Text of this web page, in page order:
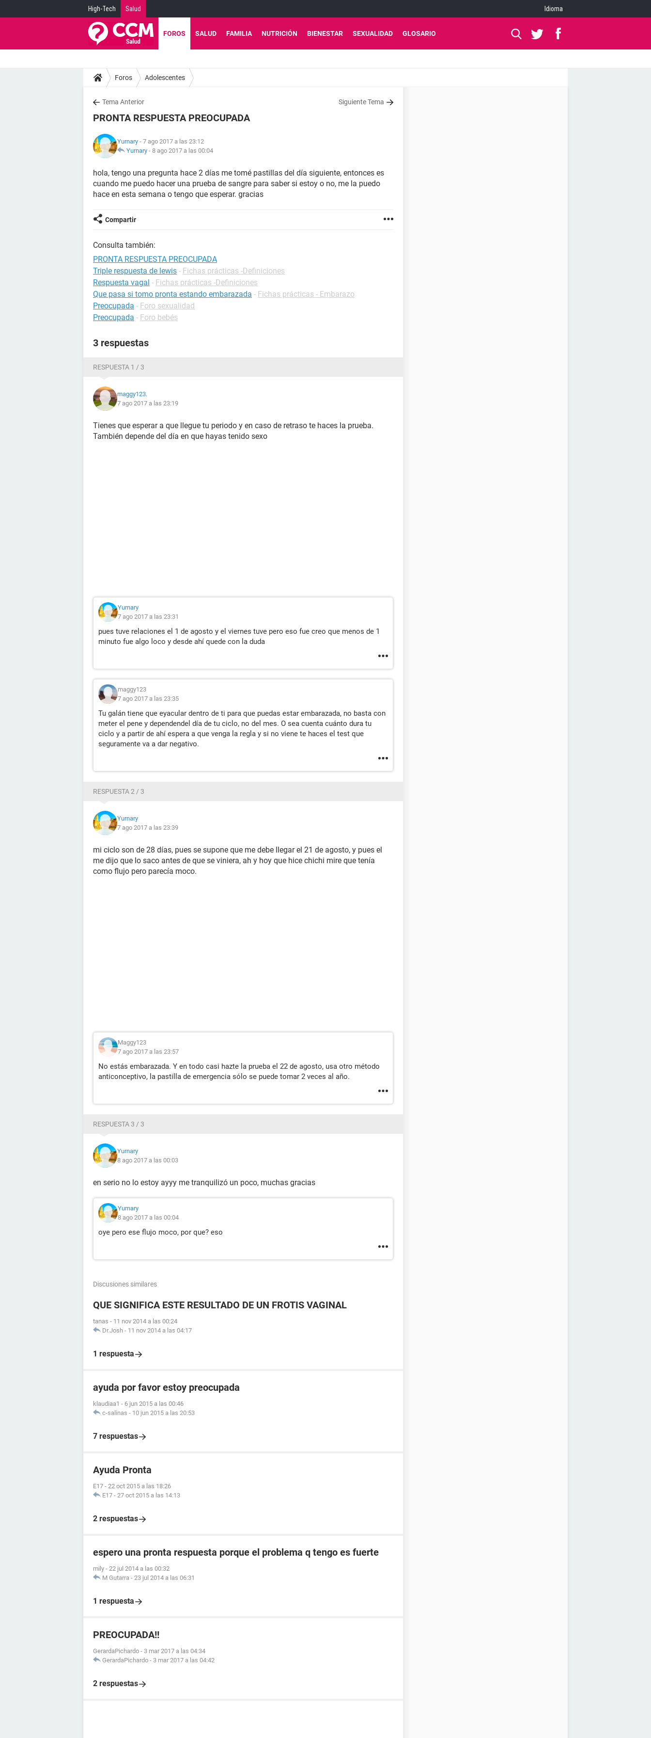
High-Tech Salud Idioma
FOROS SALUD FAMILIA NUTRICIÓN BIENESTAR SEXUALIDAD GLOSARIO
Foros Adolescentes
Tema Anterior Siguiente Tema
PRONTA RESPUESTA PREOCUPADA
Yurnary - 7 ago 2017 a las 23:12
Yurnary - 8 ago 2017 a las 00:04
hola, tengo una pregunta hace 2 días me tomé pastillas del día siguiente, entonces es
cuando me puedo hacer una prueba de sangre para saber si estoy o no, me la puedo
hace en esta semana o tengo que esperar. gracias
Compartir
Consulta también:
PRONTA RESPUESTA PREOCUPADA
Triple respuesta de lewis - Fichas prácticas -Definiciones
Respuesta vagal - Fichas prácticas -Definiciones
Que pasa si tomo pronta estando embarazada - Fichas prácticas - Embarazo
Preocupada - Foro sexualidad
Preocupada - Foro bebés
3 respuestas
RESPUESTA 1 / 3
maggy123.
7 ago 2017 a las 23:19
Tienes que esperar a que llegue tu periodo y en caso de retraso te haces la prueba.
También depende del día en que hayas tenido sexo
Yurnary
7 ago 2017 a las 23:31
pues tuve relaciones el 1 de agosto y el viernes tuve pero eso fue creo que menos de 1
minuto fue algo loco y desde ahí quede con la duda
maggy123
7 ago 2017 a las 23:35
Tu galán tiene que eyacular dentro de ti para que puedas estar embarazada, no basta con
meter el pene y dependendel día de tu ciclo, no del mes. O sea cuenta cuánto dura tu
ciclo y a partir de ahí espera a que venga la regla y si no viene te haces el test que
seguramente va a dar negativo.
RESPUESTA 2 / 3
Yurnary
7 ago 2017 a las 23:39
mi ciclo son de 28 días, pues se supone que me debe llegar el 21 de agosto, y pues el
me dijo que lo saco antes de que se viniera, ah y hoy que hice chichi mire que tenía
como flujo pero parecía moco.
Maggy123
7 ago 2017 a las 23:57
No estás embarazada. Y en todo casi hazte la prueba el 22 de agosto, usa otro método
anticonceptivo, la pastilla de emergencia sólo se puede tomar 2 veces al año.
RESPUESTA 3 / 3
Yurnary
8 ago 2017 a las 00:03
en serio no lo estoy ayyy me tranquilizó un poco, muchas gracias
Yurnary
8 ago 2017 a las 00:04
oye pero ese flujo moco, por que? eso
Discusiones similares
QUE SIGNIFICA ESTE RESULTADO DE UN FROTIS VAGINAL
tanas - 11 nov 2014 a las 00:24
Dr.Josh - 11 nov 2014 a las 04:17
1 respuesta
ayuda por favor estoy preocupada
klaudiaa1 - 6 jun 2015 a las 00:46
c-salinas - 10 jun 2015 a las 20:53
7 respuestas
Ayuda Pronta
E17 - 22 oct 2015 a las 18:26
E17 - 27 oct 2015 a las 14:13
2 respuestas
espero una pronta respuesta porque el problema q tengo es fuerte
mily - 22 jul 2014 a las 00:32
M Gutarra - 23 jul 2014 a las 06:31
1 respuesta
PREOCUPADA!!
GerardaPichardo - 3 mar 2017 a las 04:34
GerardaPichardo - 3 mar 2017 a las 04:42
2 respuestas